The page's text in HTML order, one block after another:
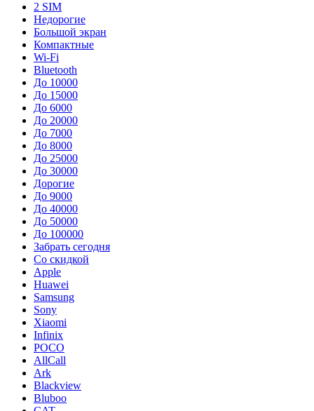
2 SIM
Недорогие
Большой экран
Компактные
Wi-Fi
Bluetooth
До 10000
До 15000
До 6000
До 20000
До 7000
До 8000
До 25000
До 30000
Дорогие
До 9000
До 40000
До 50000
До 100000
Забрать сегодня
Со скидкой
Apple
Huawei
Samsung
Sony
Xiaomi
Infinix
POCO
AllCall
Ark
Blackview
Bluboo